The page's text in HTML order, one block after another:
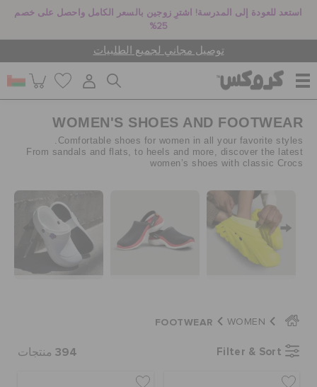
استعد للعودة إلى المدرسة! اشترِ زوجين بالسعر الكامل واحصل على خصم
25%
توصيل مجاني لجميع الطلبيات
للنساء
أطفال
كروكس لمكان العمل
تنزيلات
WOMEN'S SHOES AND FOOTWEAR
Comfortable shoes for women in all your favorite styles.
From sandals and flats, to heels and more, discover the latest
women’s shoes with classic Crocs
WOMEN
FOOTWEAR
Filter & Sort
394 منتجات